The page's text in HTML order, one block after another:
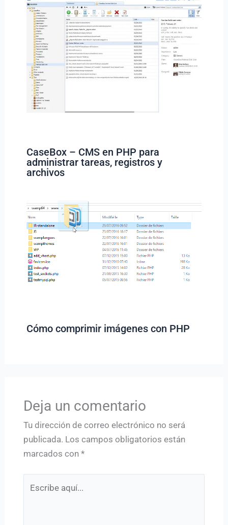
CaseBox – CMS en PHP para
administrar tareas, registros y
archivos
Cómo comprimir imágenes con PHP
Deja un comentario
Tu dirección de correo electrónico no será
publicada. Los campos obligatorios están
marcados con *